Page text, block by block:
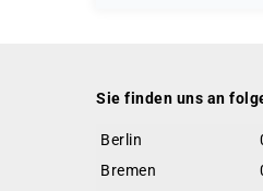
Sie finden uns an
Berlin
Bremen